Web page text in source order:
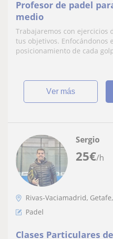
Profesor de padel
medio
Trabajaremos con ejercicios
tus objetivos. Enfocándonos
posicionamiento de cada
ver más
25€/h
Sergio
Rivas-Vaciamadrid,
Padel
Clases Particulares